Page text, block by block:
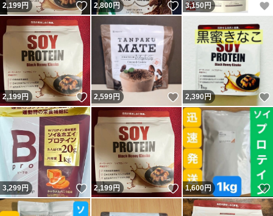
2,199円 いいね！
2,800円 いいね！
3,150円
2,199円 いいね！
2,599円 いいね！
2,390円
3,299円 いいね！
2,199円 いいね！
1,600円